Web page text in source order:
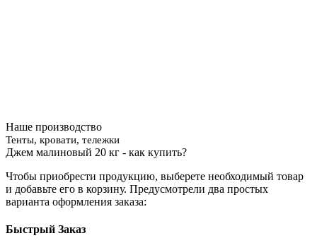
Наше производство
Тенты, кровати, тележки
Джем малиновый 20 кг - как купить?
Чтобы приобрести продукцию, выберете необходимый товар
и добавьте его в корзину. Предусмотрели два простых
варианта оформления заказа:
Быстрый Заказ